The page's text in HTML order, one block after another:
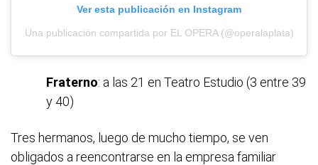
Ver esta publicación en Instagram
Una publicación compartida por EL OPERA (@operalaplata)
Fraterno: a las 21 en Teatro Estudio (3 entre 39
y 40)
Tres hermanos, luego de mucho tiempo, se ven
obligados a reencontrarse en la empresa familiar